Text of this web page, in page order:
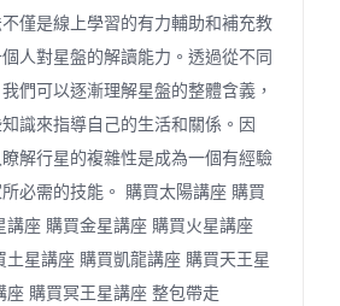
僅是線上學習的有力輔助和補充教
人對星盤的解讀能力。透過從不同
們可以逐漸理解星盤的整體含義，
識來指導自己的生活和關係。因
解行星的複雜性是成為一個有經驗
必需的技能。 購買太陽講座 購買
講座 購買金星講座 購買火星講座
土星講座 購買凱龍講座 購買天王星
購買冥王星講座 整包帶走